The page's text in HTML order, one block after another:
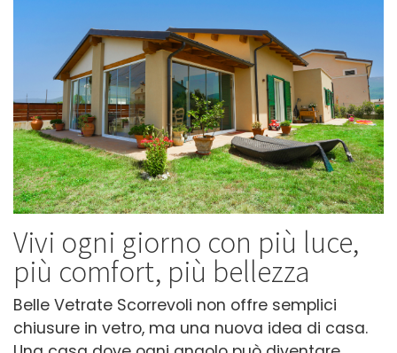
Vivi ogni giorno con più luce,
più comfort, più bellezza
Belle Vetrate Scorrevoli non offre semplici
chiusure in vetro, ma una nuova idea di casa.